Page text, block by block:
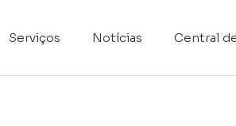
Serviços Notícias Central